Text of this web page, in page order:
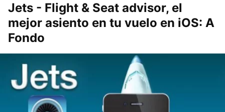
Jets - Flight & Seat advisor, el
mejor asiento en tu vuelo en iOS: A
Fondo